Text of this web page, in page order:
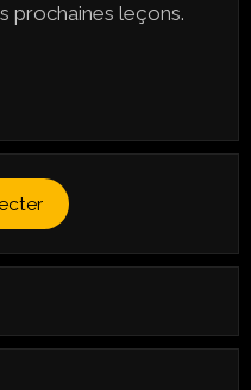
prochaines leçons.